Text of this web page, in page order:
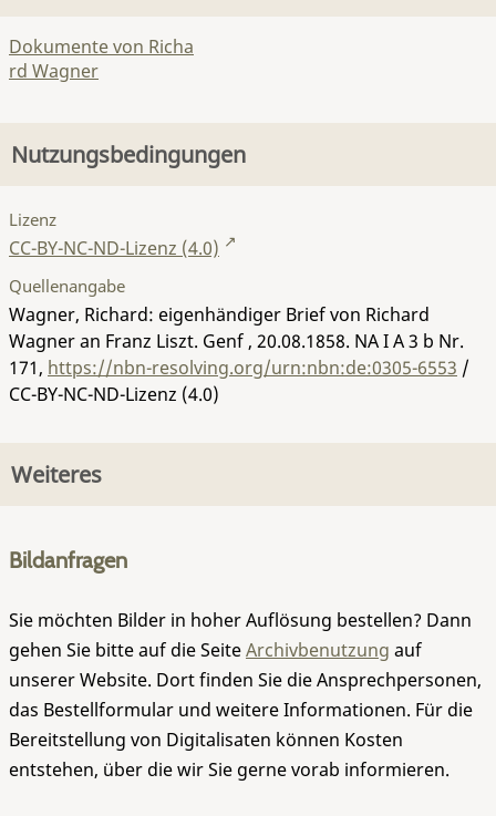
Dokumente von Richa
rd Wagner
Nutzungsbedingungen
Lizenz
CC-BY-NC-ND-Lizenz (4.0)
Quellenangabe
Wagner, Richard: eigenhändiger Brief von Richard
Wagner an Franz Liszt. Genf , 20.08.1858. NA I A 3 b Nr.
171, https://nbn-resolving.org/urn:nbn:de:0305-6553 /
CC-BY-NC-ND-Lizenz (4.0)
Weiteres
Bildanfragen
Sie möchten Bilder in hoher Auflösung bestellen? Dann
gehen Sie bitte auf die SeiteArchivbenutzung auf
unserer Website. Dort finden Sie die Ansprechpersonen,
das Bestellformular und weitere Informationen. Für die
Bereitstellung von Digitalisaten können Kosten
entstehen, über die wir Sie gerne vorab informieren.